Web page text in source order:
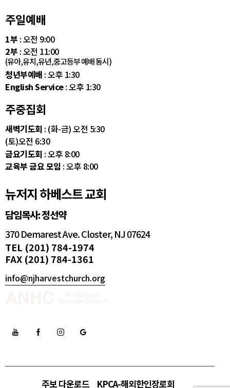
주일예배
1부 : 오전 9:00
2부 : 오전 11:00
(유아,유치,유년,중고등부 예배 동시)
청년부예배 : 오후 1:30
English Service: 오후 1:30
주중집회
새벽기도회 : (화-금) 오전 5:30
(토)오전 6:30
금요기도회 : 오후 8:00
교육부 금요 모임 : 오후 8:00
뉴저지 하베스트 교회
담임목사: 정선약
370 Demarest Ave. Closter, NJ 07624
TEL (201) 784-1974
FAX (201) 784-1361
info@njharvestchurch.org
주보 다운로드 KPCA-해외한인장로회